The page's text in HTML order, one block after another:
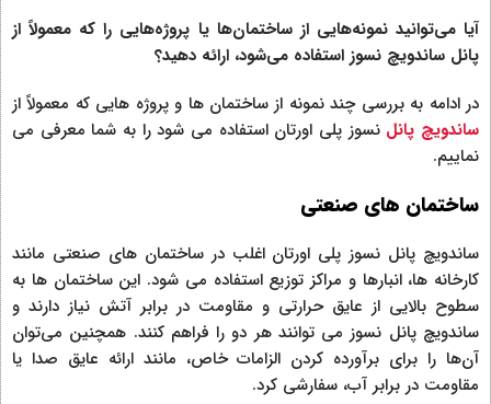
آیا می‌توانید نمونه‌هایی از ساختمان‌ها یا پروژه‌هایی را که معمولاً از
پانل‌ ساندویچ نسوز استفاده می‌شود، ارائه دهید؟
در ادامه به بررسی چند نمونه از ساختمان ها و پروژه هایی که معمولاً از
ساندویچ پانل نسوز پلی اورتان استفاده می شود را به شما معرفی می
نماییم.
ساختمان های صنعتی
ساندویچ پانل نسوز پلی اورتان اغلب در ساختمان های صنعتی مانند
کارخانه ها، انبارها و مراکز توزیع استفاده می شود. این ساختمان ها به
سطوح بالایی از عایق حرارتی و مقاومت در برابر آتش نیاز دارند و
ساندویچ پانل نسوز می توانند هر دو را فراهم کنند. همچنین می‌توان
آن‌ها را برای برآورده کردن الزامات خاص، مانند ارائه عایق صدا یا
مقاومت در برابر آب، سفارشی کرد.